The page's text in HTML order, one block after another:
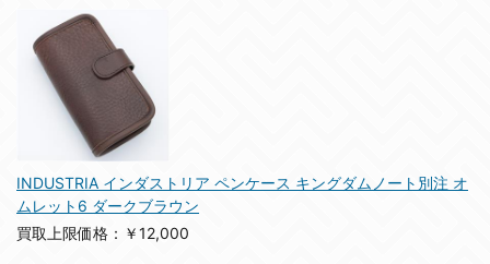
INDUSTRIA インダストリア ペンケース キングダムノート別注 オ
ムレット6 ダークブラウン
買取上限価格：￥12,000